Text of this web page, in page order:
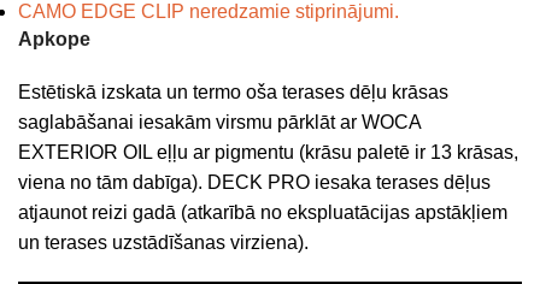
CAMO EDGE CLIP neredzamie stiprinājumi.
Apkope
Estētiskā izskata un termo oša terases dēļu krāsas
saglabāšanai iesakām virsmu pārklāt ar WOCA
EXTERIOR OIL eļļu ar pigmentu (krāsu paletē ir 13 krāsas,
viena no tām dabīga). DECK PRO iesaka terases dēļus
atjaunot reizi gadā (atkarībā no ekspluatācijas apstākļiem
un terases uzstādīšanas virziena).